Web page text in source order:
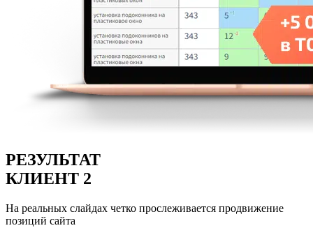
РЕЗУЛЬТАТ
КЛИЕНТ 2
На реальных слайдах четко прослеживается продвижение
позиций сайта